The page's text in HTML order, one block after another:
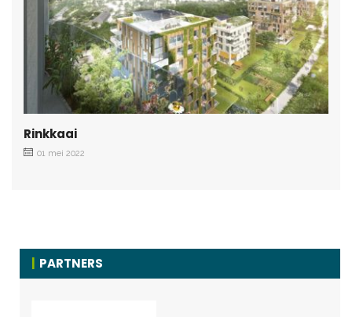
Rinkkaai
01 mei 2022
PARTNERS